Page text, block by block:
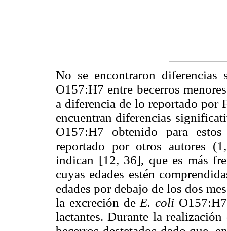
No se encontraron
O157:H7 entre becerros
a diferencia de lo reportado por
encuentran diferencias
O157:H7 obtenido para
reportado por otros autores
indican [12, 36], que es más
cuyas edades estén
edades por debajo de los dos
la excreción de E. coli
lactantes. Durante la